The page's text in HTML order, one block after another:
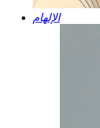
الإلهام